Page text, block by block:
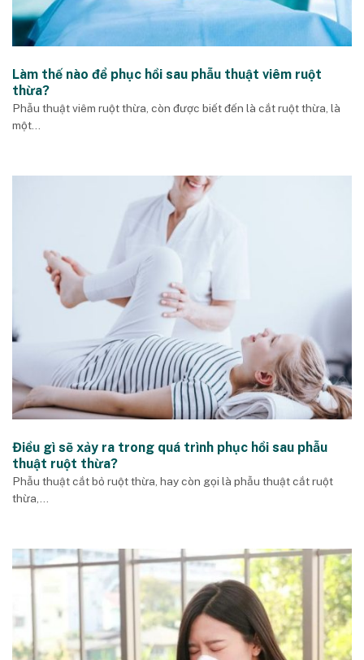
Làm thế nào để phục hồi sau phẫu thuật viêm ruột
thừa?
Phẫu thuật viêm ruột thừa, còn được biết đến là cắt ruột thừa, là
một...
Điều gì sẽ xảy ra trong quá trình phục hồi sau phẫu
thuật ruột thừa?
Phẫu thuật cắt bỏ ruột thừa, hay còn gọi là phẫu thuật cắt ruột
thừa,...